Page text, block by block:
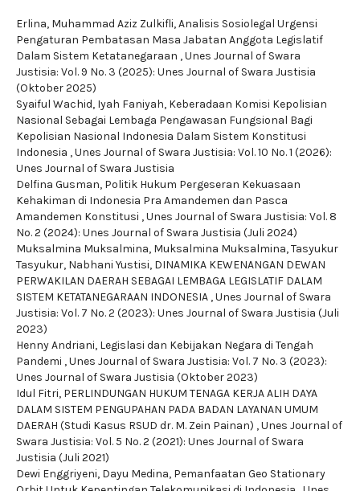
Erlina, Muhammad Aziz Zulkifli,Analisis Sosiolegal Urgensi
Pengaturan Pembatasan Masa Jabatan Anggota Legislatif
Dalam Sistem Ketatanegaraan ,Unes Journal of Swara
Justisia: Vol. 9 No. 3 (2025): Unes Journal of Swara Justisia
(Oktober 2025)
Syaiful Wachid, Iyah Faniyah, Keberadaan Komisi Kepolisian
Nasional Sebagai Lembaga Pengawasan Fungsional Bagi
Kepolisian Nasional Indonesia Dalam Sistem Konstitusi
Indonesia ,Unes Journal of Swara Justisia: Vol. 10 No. 1 (2026):
Unes Journal of Swara Justisia
Delfina Gusman, Politik Hukum Pergeseran Kekuasaan
Kehakiman di Indonesia Pra Amandemen dan Pasca
Amandemen Konstitusi ,Unes Journal of Swara Justisia: Vol. 8
No. 2 (2024): Unes Journal of Swara Justisia (Juli 2024)
Muksalmina Muksalmina, Muksalmina Muksalmina, Tasyukur
Tasyukur, Nabhani Yustisi, DINAMIKA KEWENANGAN DEWAN
PERWAKILAN DAERAH SEBAGAI LEMBAGA LEGISLATIF DALAM
SISTEM KETATANEGARAAN INDONESIA ,Unes Journal of Swara
Justisia: Vol. 7 No. 2 (2023): Unes Journal of Swara Justisia (Juli
2023)
Henny Andriani, Legislasi dan Kebijakan Negara di Tengah
Pandemi ,Unes Journal of Swara Justisia: Vol. 7 No. 3 (2023):
Unes Journal of Swara Justisia (Oktober 2023)
Idul Fitri, PERLINDUNGAN HUKUM TENAGA KERJA ALIH DAYA
DALAM SISTEM PENGUPAHAN PADA BADAN LAYANAN UMUM
DAERAH (Studi Kasus RSUD dr. M. Zein Painan) ,Unes Journal of
Swara Justisia: Vol. 5 No. 2 (2021): Unes Journal of Swara
Justisia (Juli 2021)
Dewi Enggriyeni, Dayu Medina, Pemanfaatan Geo Stationary